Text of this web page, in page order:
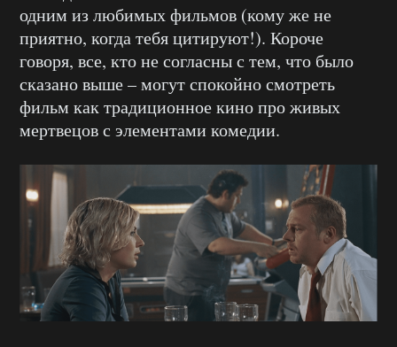
одним из любимых фильмов (кому же не
приятно, когда тебя цитируют!). Короче
говоря, все, кто не согласны с тем, что было
сказано выше – могут спокойно смотреть
фильм как традиционное кино про живых
мертвецов с элементами комедии.